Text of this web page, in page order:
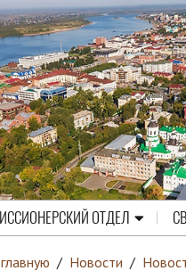
ОТДЕЛ
/ Новости /